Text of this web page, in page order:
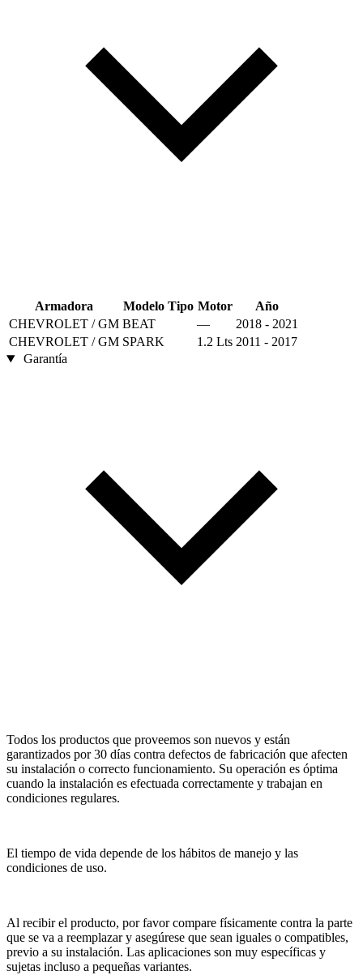
Armadora Modelo Tipo Motor
Año
CHEVROLET / GM BEAT —
2018 - 2021
CHEVROLET / GM SPARK 1.2 Lts 2011 - 2017
Garantía
Todos los productos que proveemos son nuevos y están
garantizados por 30 días contra defectos de fabricación que afecten
su instalación o correcto funcionamiento. Su operación es óptima
cuando la instalación es efectuada correctamente y trabajan en
condiciones regulares.
El tiempo de vida depende de los hábitos de manejo y las
condiciones de uso.
Al recibir el producto, por favor compare físicamente contra la parte
que se va a reemplazar y asegúrese que sean iguales o compatibles,
previo a su instalación. Las aplicaciones son muy específicas y
sujetas incluso a pequeñas variantes.